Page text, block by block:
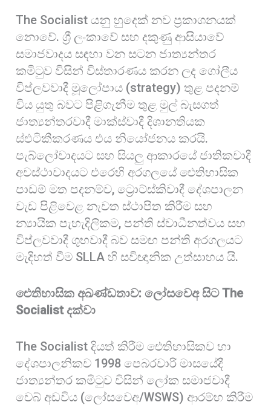
The Socialist යනු හුදෙක් නව ප්‍රකාශනයක්
නොවේ. ශ්‍රී ලංකාවේ සහ දකුණු ආසියාවේ
සමාජවාදය සඳහා වන සටන ජාත්‍යන්තර
කමිටුව විසින් විස්තාරණය කරන ලද ගෝලීය
විප්ලවවාදී මූලෝපාය (strategy) තුළ පදනම්
විය යුතු බවට පිළිගැනීම තුළ මුල් බැසගත්
ජාත්‍යන්තරවාදී මාක්ස්වාදී දිශානතියක
ස්ඵටිකීකරණය එය නියෝජනය කරයි.
පැබ්ලෝවාදයට සහ සියලු ආකාරයේ ජාතිකවාදී
අවස්ථාවාදයට එරෙහි අරගලයේ ඓතිහාසික
පාඩම් මත පදනම්ව, ට්‍රොට්ස්කිවාදී දේශපාලන
වැඩ පිළිවෙළ නැවත ස්ථාපිත කිරීම සහ
න්‍යායික පැහැදිලිකම, පන්ති ස්වාධීනත්වය සහ
විප්ලවවාදී ශුභවාදී බව සමඟ පන්ති අරගලයට
මැදිහත් වීම SLLA හි සවිඥානික උත්සාහය යි.
ඓතිහාසික අඛණ්ඩතාව: ලෝසවෙඅ සිට The
Socialist දක්වා
The Socialist දියත් කිරීම ඓතිහාසිකව හා
දේශපාලනිකව 1998 පෙබරවාරි මාසයේදී
ජාත්‍යන්තර කමිටුව විසින් ලෝක සමාජවාදී
වෙබ් අඩවිය (ලෝසවෙඅ/WSWS) ආරම්භ කිරීම